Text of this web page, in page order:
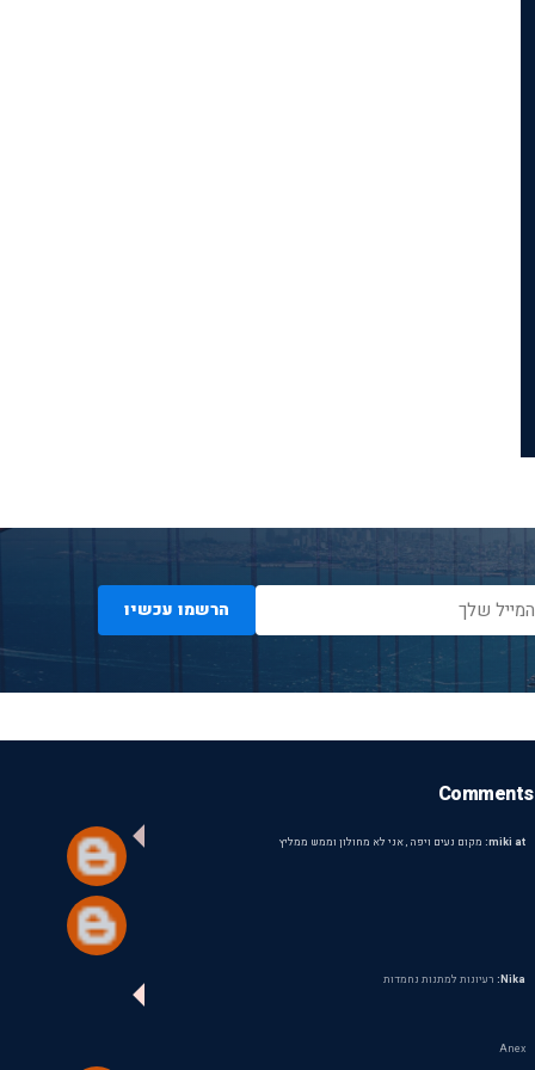
הרשמו עכשיו
Comments
miki at: מקום נעים ויפה , אני לא מחולון וממש ממליץ
Nika: רעיונות למתנות נחמדות
Anex